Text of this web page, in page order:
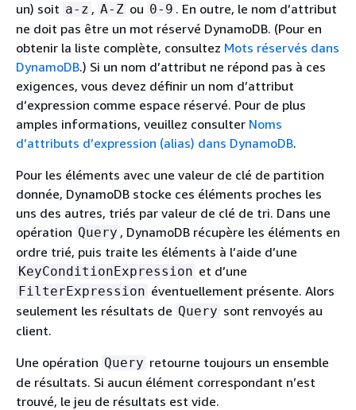
un) soit a-z , A-Z ou 0-9 . En outre, le nom d’attribut
ne doit pas être un mot réservé DynamoDB. (Pour en
obtenir la liste complète, consultez Mots réservés dans
DynamoDB.) Si un nom d’attribut ne répond pas à ces
exigences, vous devez définir un nom d’attribut
d’expression comme espace réservé. Pour de plus
amples informations, veuillez consulter Noms
d’attributs d’expression (alias) dans DynamoDB.
Pour les éléments avec une valeur de clé de partition
donnée, DynamoDB stocke ces éléments proches les
uns des autres, triés par valeur de clé de tri. Dans une
opération Query , DynamoDB récupère les éléments en
ordre trié, puis traite les éléments à l’aide d’une
KeyConditionExpression et d’une
FilterExpression éventuellement présente. Alors
seulement les résultats de Query sont renvoyés au
client.
Une opération Query retourne toujours un ensemble
de résultats. Si aucun élément correspondant n’est
trouvé, le jeu de résultats est vide.